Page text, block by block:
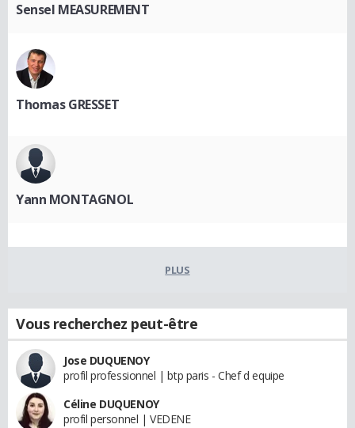
Sensel MEASUREMENT
Thomas GRESSET
Yann MONTAGNOL
PLUS
Vous recherchez peut-être
Jose DUQUENOY
profil professionnel | btp paris - Chef d equipe
Céline DUQUENOY
profil personnel | VEDENE